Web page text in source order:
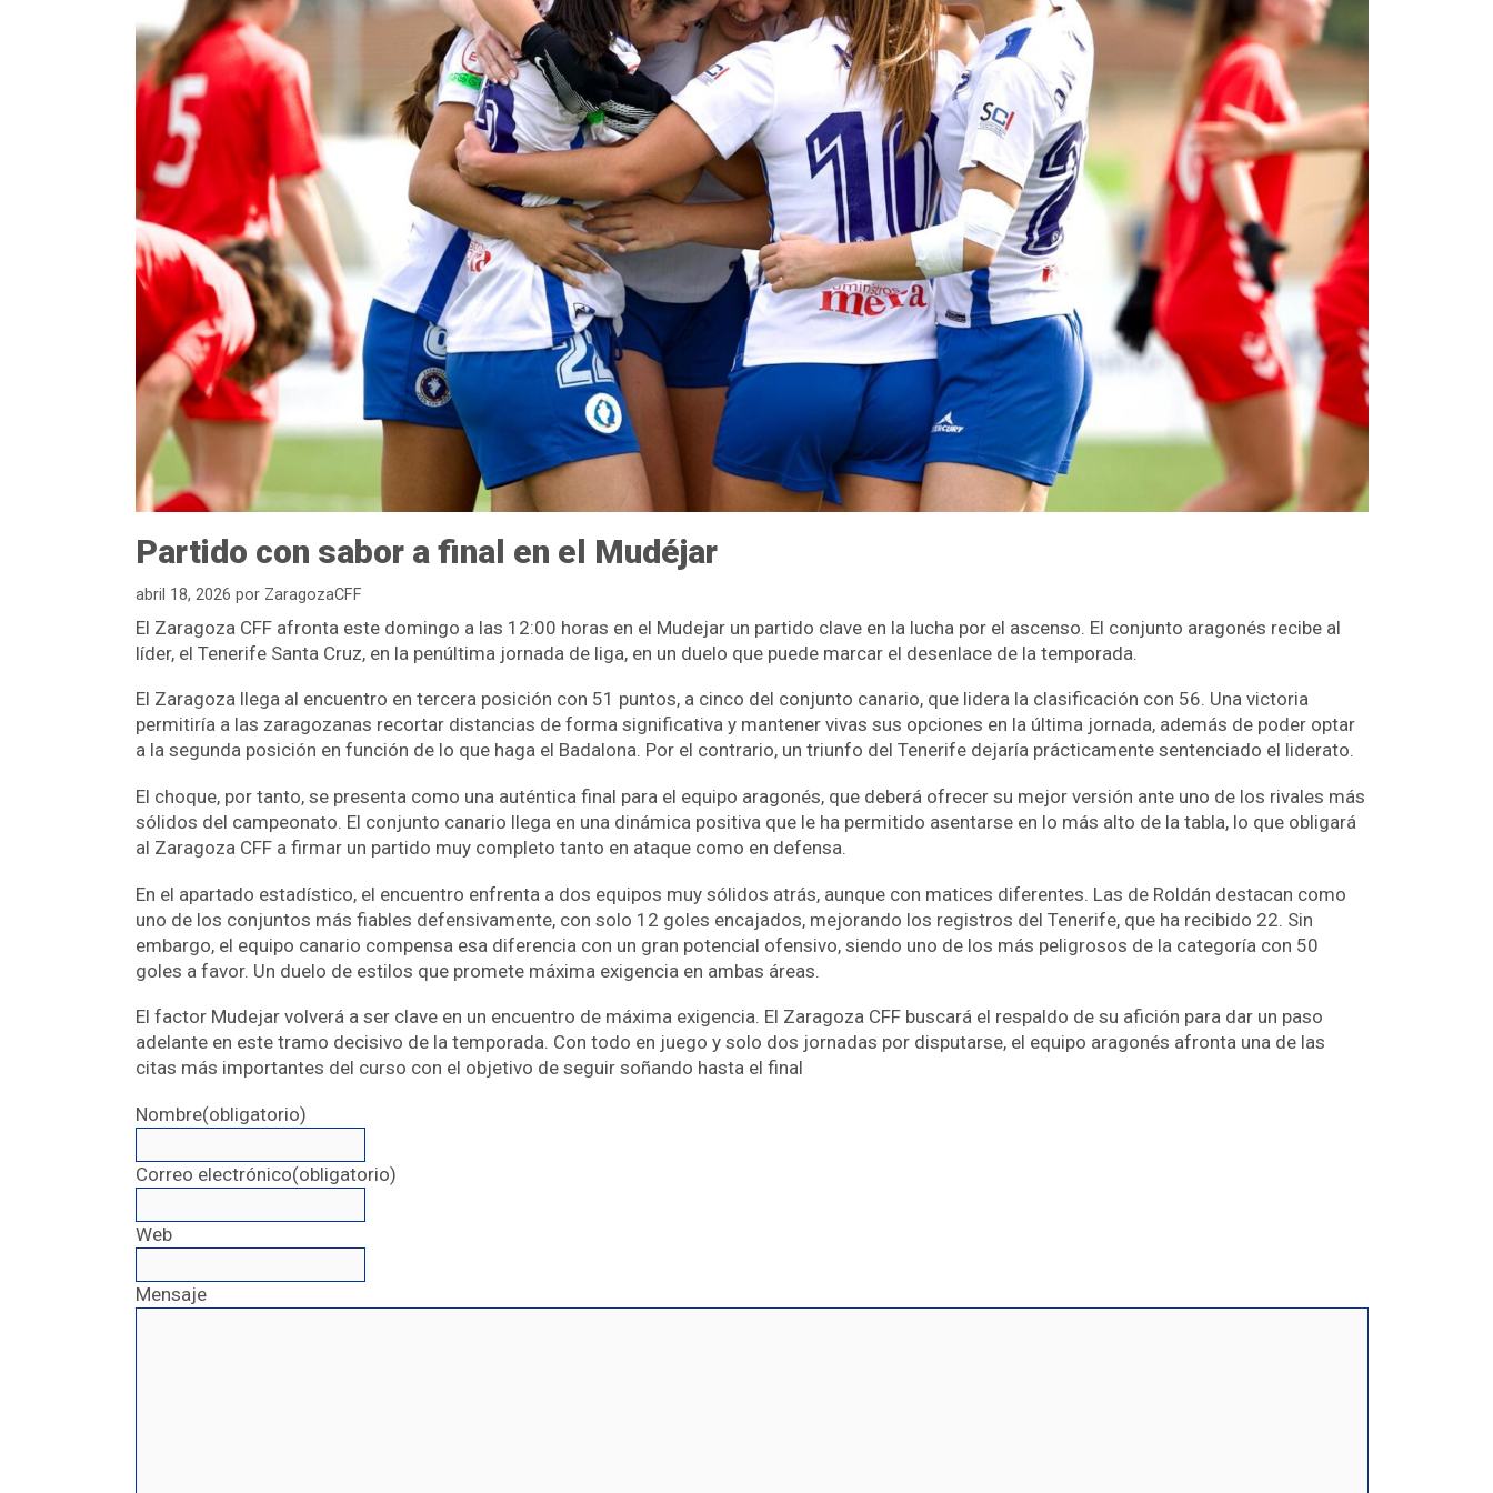
Partido con sabor a final en el Mudéjar
abril 18, 2026 por ZaragozaCFF
El Zaragoza CFF afronta este domingo a las 12:00 horas en el Mudejar un partido clave en la lucha por el ascenso. El conjunto aragonés recibe al
líder, el Tenerife Santa Cruz, en la penúltima jornada de liga, en un duelo que puede marcar el desenlace de la temporada.
El Zaragoza llega al encuentro en tercera posición con 51 puntos, a cinco del conjunto canario, que lidera la clasificación con 56. Una victoria
permitiría a las zaragozanas recortar distancias de forma significativa y mantener vivas sus opciones en la última jornada, además de poder optar
a la segunda posición en función de lo que haga el Badalona. Por el contrario, un triunfo del Tenerife dejaría prácticamente sentenciado el liderato.
El choque, por tanto, se presenta como una auténtica final para el equipo aragonés, que deberá ofrecer su mejor versión ante uno de los rivales más
sólidos del campeonato. El conjunto canario llega en una dinámica positiva que le ha permitido asentarse en lo más alto de la tabla, lo que obligará
al Zaragoza CFF a firmar un partido muy completo tanto en ataque como en defensa.
En el apartado estadístico, el encuentro enfrenta a dos equipos muy sólidos atrás, aunque con matices diferentes. Las de Roldán destacan como
uno de los conjuntos más fiables defensivamente, con solo 12 goles encajados, mejorando los registros del Tenerife, que ha recibido 22. Sin
embargo, el equipo canario compensa esa diferencia con un gran potencial ofensivo, siendo uno de los más peligrosos de la categoría con 50
goles a favor. Un duelo de estilos que promete máxima exigencia en ambas áreas.
El factor Mudejar volverá a ser clave en un encuentro de máxima exigencia. El Zaragoza CFF buscará el respaldo de su afición para dar un paso
adelante en este tramo decisivo de la temporada. Con todo en juego y solo dos jornadas por disputarse, el equipo aragonés afronta una de las
citas más importantes del curso con el objetivo de seguir soñando hasta el final
Nombre(obligatorio)
Correo electrónico(obligatorio)
Web
Mensaje